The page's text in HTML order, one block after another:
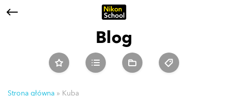
Blog
Strona główna » Kuba